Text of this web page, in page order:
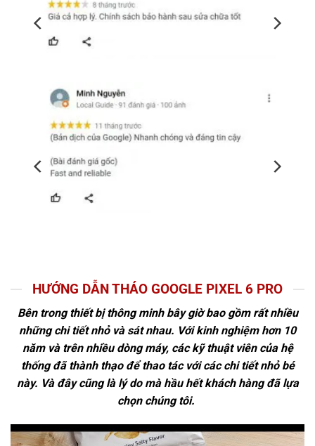
HƯỚNG DẪN THÁO GOOGLE PIXEL 6 PRO
Bên trong thiết bị thông minh bây giờ bao gồm rất nhiều
những chi tiết nhỏ và sát nhau. Với kinh nghiệm hơn 10
năm và trên nhiều dòng máy, các kỹ thuật viên của hệ
thống đã thành thạo để thao tác với các chi tiết nhỏ bé
này. Và đây cũng là lý do mà hầu hết khách hàng đã lựa
chọn chúng tôi.